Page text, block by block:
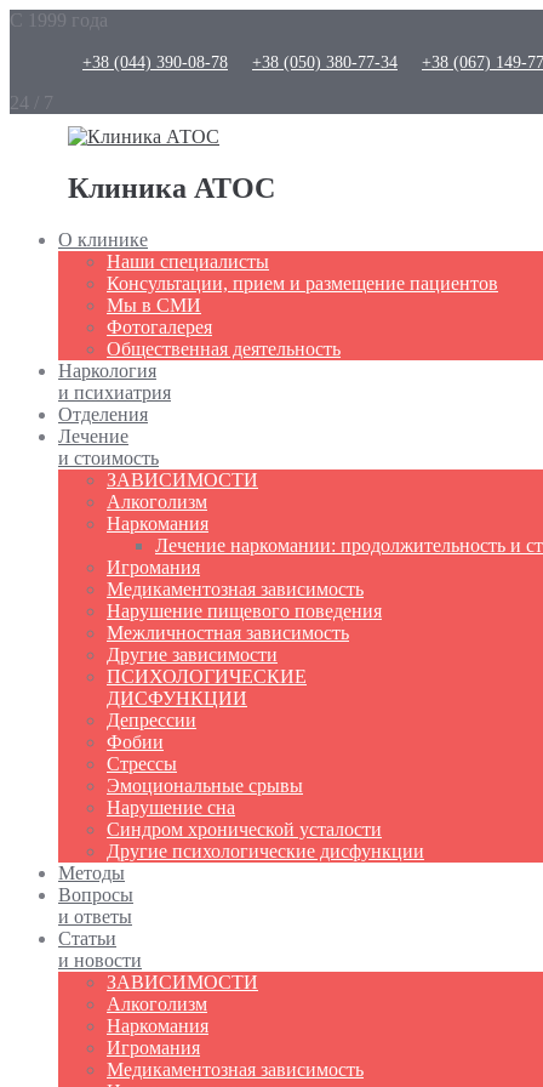
С 1999 года
+38 (044) 390-08-78 +38 (050) 380-77-34 +38 (067) 149-
24 / 7
Клиника АТОС
О клинике
Наши специалисты
Консультации, прием и размещение пациентов
Мы в СМИ
Фотогалерея
Общественная деятельность
Наркология
и психиатрия
Отделения
Лечение
и стоимость
ЗАВИСИМОСТИ
Алкоголизм
Наркомания
Лечение наркомании: продолжительность и
Игромания
Медикаментозная зависимость
Нарушение пищевого поведения
Межличностная зависимость
Другие зависимости
ПСИХОЛОГИЧЕСКИЕ
ДИСФУНКЦИИ
Депрессии
Фобии
Стрессы
Эмоциональные срывы
Нарушение сна
Синдром хронической усталости
Другие психологические дисфункции
Методы
Вопросы
и ответы
Статьи
и новости
ЗАВИСИМОСТИ
Алкоголизм
Наркомания
Игромания
Медикаментозная зависимость